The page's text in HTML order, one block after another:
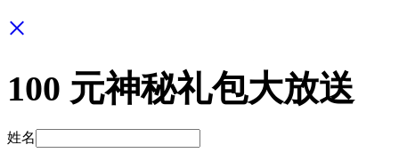
×
100 元神秘礼包大放送
姓名